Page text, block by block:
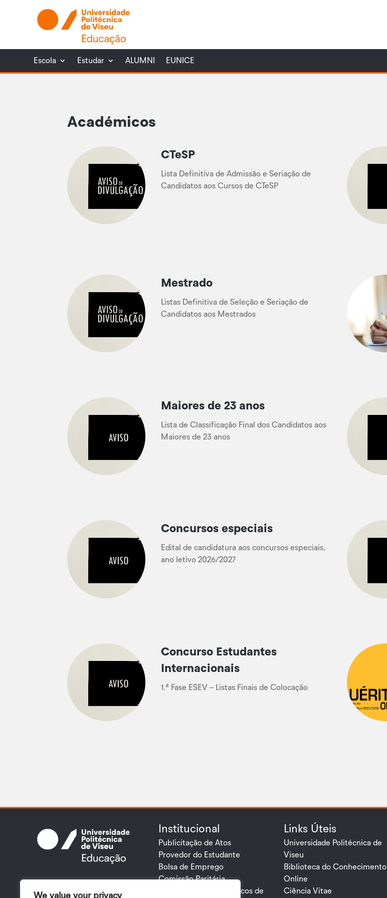
We value your privacy
Escola Estudar ALUMNI EUNICE
Académicos
CTeSP
Lista Definitiva de Admissão e Seriação de
Candidatos aos Cursos de CTeSP
Mestrado
Listas Definitiva de Seleção e Seriação de
Candidatos aos Mestrados
Maiores de 23 anos
Lista de Classificação Final dos Candidatos aos
Maiores de 23 anos
Concursos especiais
Edital de candidatura aos concursos especiais,
ano letivo 2026/2027
Concurso Estudantes
Internacionais
1.ª Fase ESEV – Listas Finais de Colocação
de Viseu
Institucional
Publicitação de Atos
Provedor do Estudante
Bolsa de Emprego
Comissão Paritária
Plano de Gestão de Riscos de
Links Úteis
Universidade Politécnica de
Viseu
Biblioteca do Conhecimento
Online
Ciência Vitae